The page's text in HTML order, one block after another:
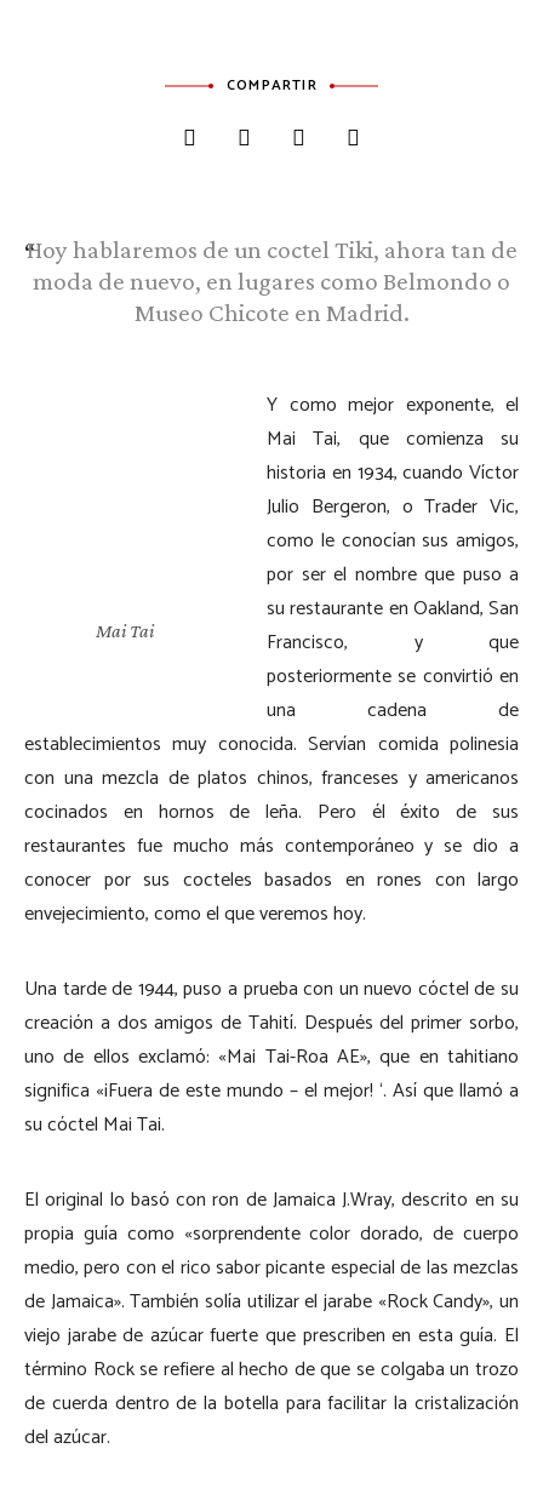
COMPARTIR
Hoy hablaremos de un coctel Tiki, ahora tan de
moda de nuevo, en lugares como Belmondo o
Museo Chicote en Madrid.
Mai Tai
Y como mejor exponente, el
Mai Tai, que comienza su
historia en 1934, cuando Víctor
Julio Bergeron, o Trader Vic,
como le conocían sus amigos,
por ser el nombre que puso a
su restaurante en Oakland, San
Francisco, y que
posteriormente se convirtió en
una cadena de
establecimientos muy conocida. Servían comida polinesia
con una mezcla de platos chinos, franceses y americanos
cocinados en hornos de leña. Pero él éxito de sus
restaurantes fue mucho más contemporáneo y se dio a
conocer por sus cocteles basados en rones con largo
envejecimiento, como el que veremos hoy.
Una tarde de 1944, puso a prueba con un nuevo cóctel de su
creación a dos amigos de Tahití. Después del primer sorbo,
uno de ellos exclamó: «Mai Tai-Roa AE», que en tahitiano
significa «¡Fuera de este mundo – el mejor! ‘. Así que llamó a
su cóctel Mai Tai.
El original lo basó con ron de Jamaica J.Wray, descrito en su
propia guía como «sorprendente color dorado, de cuerpo
medio, pero con el rico sabor picante especial de las mezclas
de Jamaica». También solía utilizar el jarabe «Rock Candy», un
viejo jarabe de azúcar fuerte que prescriben en esta guía. El
término Rock se refiere al hecho de que se colgaba un trozo
de cuerda dentro de la botella para facilitar la cristalización
del azúcar.